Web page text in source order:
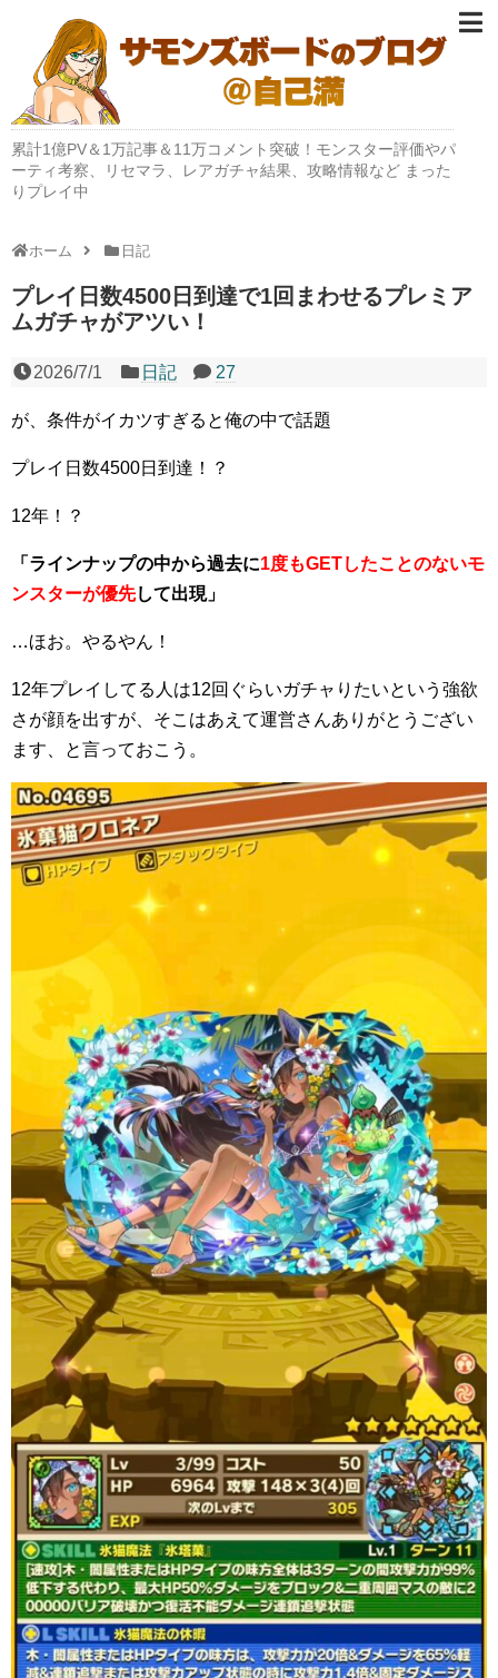
累計1億PV＆1万記事＆11万コメント突破！モンスター評価やパ
ーティ考察、リセマラ、レアガチャ結果、攻略情報など まった
りプレイ中
ホーム 日記
プレイ日数4500日到達で1回まわせるプレミア
ムガチャがアツい！
2026/7/1 日記 27
が、条件がイカツすぎると俺の中で話題
プレイ日数4500日到達！？
12年！？
「ラインナップの中から過去に1度もGETしたことのないモ
ンスターが優先して出現」
…ほお。やるやん！
12年プレイしてる人は12回ぐらいガチャりたいという強欲
さが顔を出すが、そこはあえて運営さんありがとうござい
ます、と言っておこう。